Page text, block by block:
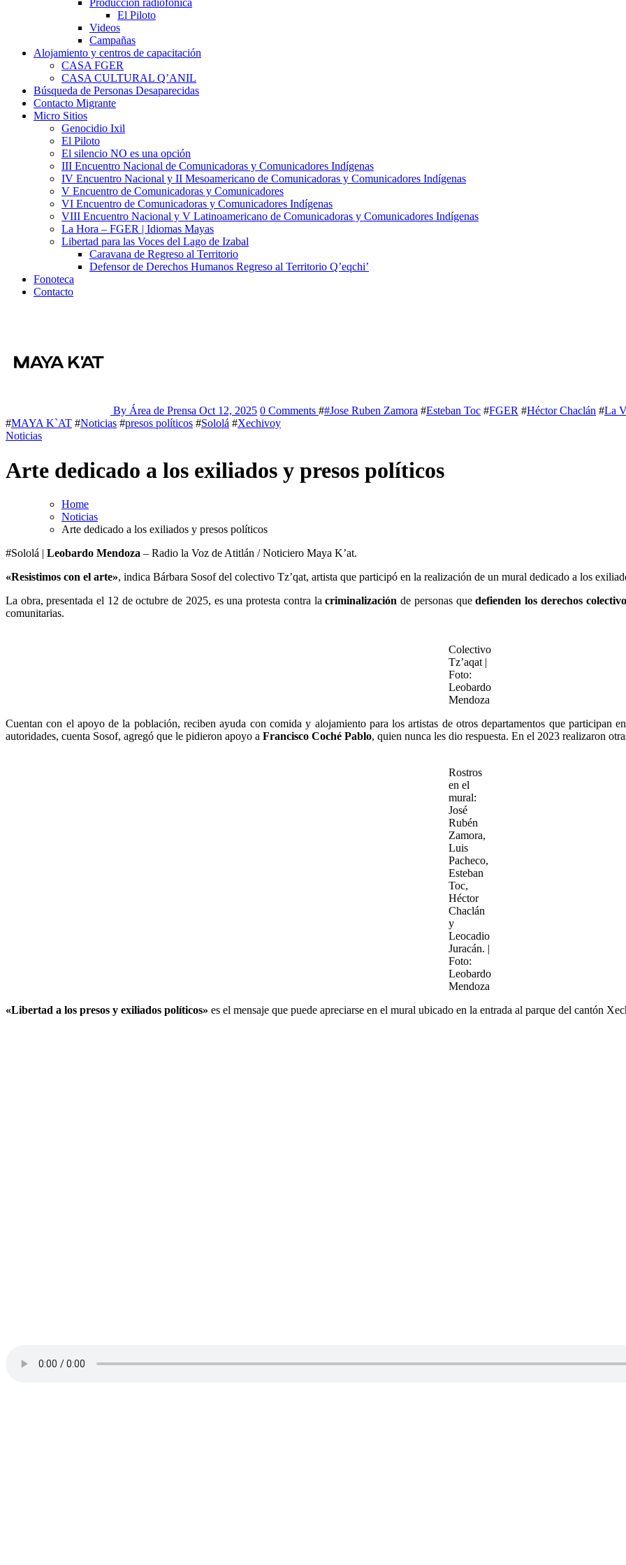
Producción radiofónica
El Piloto
Videos
Campañas
Alojamiento y centros de capacitación
CASA FGER
CASA CULTURAL Q’ANIL
Búsqueda de Personas Desaparecidas
Contacto Migrante
Micro Sitios
Genocidio Ixil
El Piloto
El silencio NO es una opción
III Encuentro Nacional de Comunicadoras y Comunicadores Indígenas
IV Encuentro Nacional y II Mesoamericano de Comunicadoras y Comunicadores Indígenas
V Encuentro de Comunicadoras y Comunicadores
VI Encuentro de Comunicadoras y Comunicadores Indígenas
VIII Encuentro Nacional y V Latinoamericano de Comunicadoras y Comunicadores Indígenas
La Hora – FGER | Idiomas Mayas
Libertad para las Voces del Lago de Izabal
Caravana de Regreso al Territorio
Defensor de Derechos Humanos Regreso al Territorio Q’eqchi’
Fonoteca
Contacto
By Área de Prensa Oct 12, 2025 0 Comments ##Jose Ruben Zamora #Esteban Toc #FGER #Héctor Chaclán #La
#MAYA K`AT #Noticias #presos políticos #Sololá #Xechivoy
Noticias
Arte dedicado a los exiliados y presos políticos
Home
Noticias
Arte dedicado a los exiliados y presos políticos
#Sololá | Leobardo Mendoza – Radio la Voz de Atitlán / Noticiero Maya K’at.
«Resistimos con el arte», indica Bárbara Sosof del colectivo Tz’qat, artista que participó en la realización de un mural dedicado a los
La obra, presentada el 12 de octubre de 2025, es una protesta contra lacriminalización de personas quedefienden los derechos
comunitarias.
Colectivo
Tz’aqat |
Foto:
Leobardo
Mendoza
Cuentan con el apoyo de la población, reciben ayuda con comida y alojamiento para los artistas de otros departamentos que participan
autoridades, cuenta Sosof, agregó que le pidieron apoyo a Francisco Coché Pablo, quien nunca les dio respuesta. En el 2023 realizaron
Rostros
en el
mural:
José
Rubén
Zamora,
Luis
Pacheco,
Esteban
Toc,
Héctor
Chaclán
y
Leocadio
Juracán. |
Foto:
Leobardo
Mendoza
«Libertad a los presos y exiliados políticos» es el mensaje que puede apreciarse en el mural ubicado en la entrada al parque del cantón